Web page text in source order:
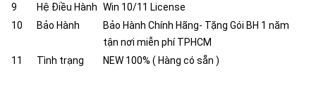
9
Hệ Điều Hành Win 10/11 License
10
Bảo Hành
Bảo Hành Chính Hãng- Tặng Gói BH 1 năm
tận nơi miễn phí TPHCM
11
Tình trạng NEW 100% ( Hàng có sẵn )